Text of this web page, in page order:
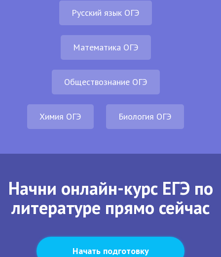
Русский язык ОГЭ
Математика ОГЭ
Обществознание ОГЭ
Химия ОГЭ Биология ОГЭ
Начни онлайн-курс ЕГЭ по
литературе прямо сейчас
Начать подготовку